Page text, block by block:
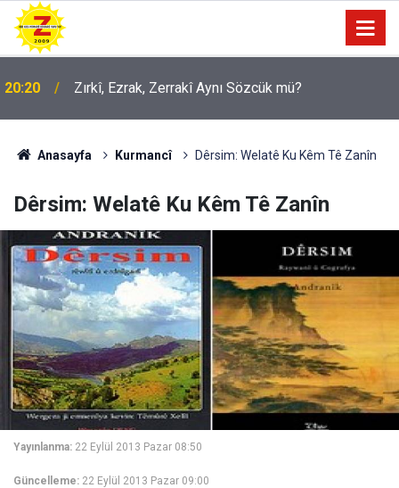
09:56 Ji Zilma Partîzanan Nimûneyeka Piçûk
Anasayfa Kurmancî Dêrsim: Welatê Ku Kêm Tê Zanîn
Dêrsim: Welatê Ku Kêm Tê Zanîn
Yayınlanma: 22 Eylül 2013 Pazar 08:50
Güncelleme: 22 Eylül 2013 Pazar 09:00